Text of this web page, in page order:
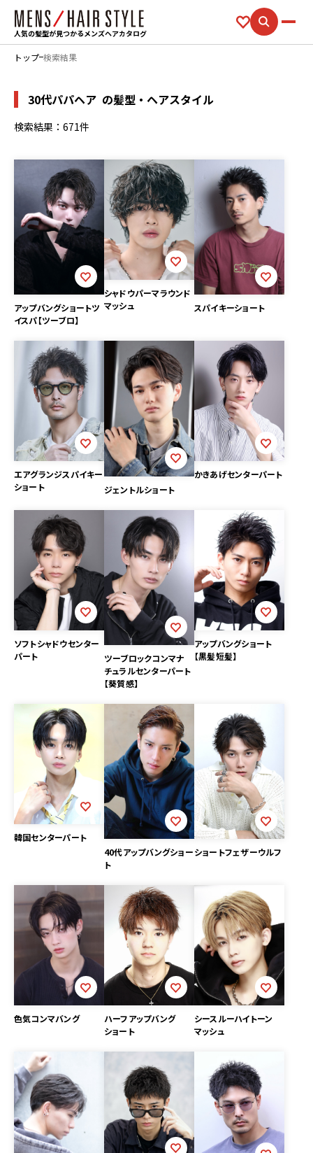
人気の髪型が見つかるメンズヘアカタログ
トップ 検索結果
30代パパヘア の髪型・ヘアスタイル
検索結果：671件
アップバングショートツ
イスパ【ツーブロ】
シャドウパーマラウンド
マッシュ
スパイキーショート
エアグランジスパイキー
ショート
ジェントルショート
かきあげセンターパート
ソフトシャドウセンター
パート
ツーブロックコンマナ
チュラルセンターパート
【葵質感】
アップバングショート
【黒髪短髪】
韓国センターパート
40代アップバングショー
ト
ショートフェザーウルフ
色気コンマバング
ハーフアップバング
ショート
シースルーハイトーン
マッシュ